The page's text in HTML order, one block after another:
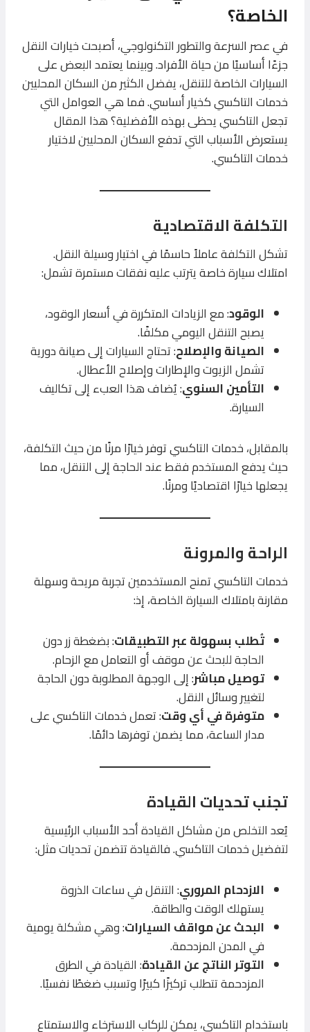
الخاصة؟
في عصر السرعة والتطور التكنولوجي، أصبحت خيارات النقل
جزءًا أساسيًا من حياة الأفراد. وبينما يعتمد البعض على
السيارات الخاصة للتنقل، يفضل الكثير من السكان المحليين
خدمات التاكسي كخيار أساسي. فما هي العوامل التي
تجعل التاكسي يحظى بهذه الأفضلية؟ هذا المقال
يستعرض الأسباب التي تدفع السكان المحليين لاختيار
خدمات التاكسي.
التكلفة الاقتصادية
تشكل التكلفة عاملاً حاسمًا في اختيار وسيلة النقل.
امتلاك سيارة خاصة يترتب عليه نفقات مستمرة تشمل:
الوقود: مع الزيادات المتكررة في أسعار الوقود،
يصبح التنقل اليومي مكلفًا.
الصيانة والإصلاح: تحتاج السيارات إلى صيانة دورية
تشمل الزيوت والإطارات وإصلاح الأعطال.
التأمين السنوي: يُضاف هذا العبء إلى تكاليف
السيارة.
بالمقابل، خدمات التاكسي توفر خيارًا مرنًا من حيث التكلفة،
حيث يدفع المستخدم فقط عند الحاجة إلى التنقل، مما
يجعلها خيارًا اقتصاديًا ومرنًا.
الراحة والمرونة
خدمات التاكسي تمنح المستخدمين تجربة مريحة وسهلة
مقارنة بامتلاك السيارة الخاصة، إذ:
تُطلب بسهولة عبر التطبيقات: بضغطة زر دون
الحاجة للبحث عن موقف أو التعامل مع الزحام.
توصيل مباشر: إلى الوجهة المطلوبة دون الحاجة
لتغيير وسائل النقل.
متوفرة في أي وقت: تعمل خدمات التاكسي على
مدار الساعة، مما يضمن توفرها دائمًا.
تجنب تحديات القيادة
يُعد التخلص من مشاكل القيادة أحد الأسباب الرئيسية
لتفضيل خدمات التاكسي. فالقيادة تتضمن تحديات مثل:
الازدحام المروري: التنقل في ساعات الذروة
يستهلك الوقت والطاقة.
البحث عن مواقف السيارات: وهي مشكلة يومية
في المدن المزدحمة.
التوتر الناتج عن القيادة: القيادة في الطرق
المزدحمة تتطلب تركيزًا كبيرًا وتسبب ضغطًا نفسيًا.
باستخدام التاكسي، يمكن للركاب الاسترخاء والاستمتاع